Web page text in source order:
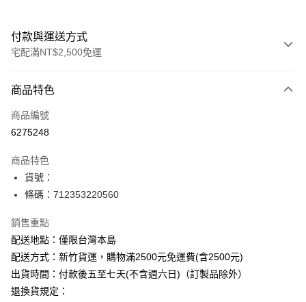
付款與運送方式
宅配滿NT$2,500免運
信用卡一次付款
Apple Pay
悠遊付
ATM付款
運送方式
下單前請先詢問庫存
每筆NT$130，滿NT$2,500(含以上)免運費
商品特色
商品編號
6275248
商品特色
貨號：
條碼：712353220560
銷售重點
配送地點：僅限台灣本島
配送方式：新竹貨運，購物滿2500元免運費(含2500元)
出貨時間：付款後五至七天(不含週六日)（訂製品除外）
退換貨規定：